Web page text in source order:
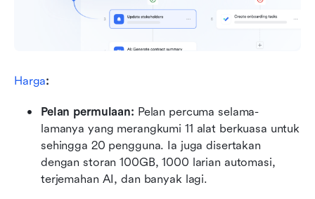
Harga:
Pelan permulaan: Pelan percuma selama-
lamanya yang merangkumi 11 alat berkuasa untuk
sehingga 20 pengguna. Ia juga disertakan
dengan storan 100GB, 1000 larian automasi,
terjemahan AI, dan banyak lagi.